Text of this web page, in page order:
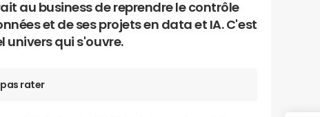
au business de reprendre le contrôle
et de ses projets en data et IA. C'est
univers qui s'ouvre.
pas rater